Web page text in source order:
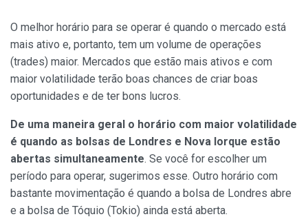
O melhor horário para se operar é quando o mercado está
mais ativo e, portanto, tem um volume de operações
(trades) maior. Mercados que estão mais ativos e com
maior volatilidade terão boas chances de criar boas
oportunidades e de ter bons lucros.
De uma maneira geral o horário com maior volatilidade
é quando as bolsas de Londres e Nova Iorque estão
abertas simultaneamente. Se você for escolher um
período para operar, sugerimos esse. Outro horário com
bastante movimentação é quando a bolsa de Londres abre
e a bolsa de Tóquio (Tokio) ainda está aberta.